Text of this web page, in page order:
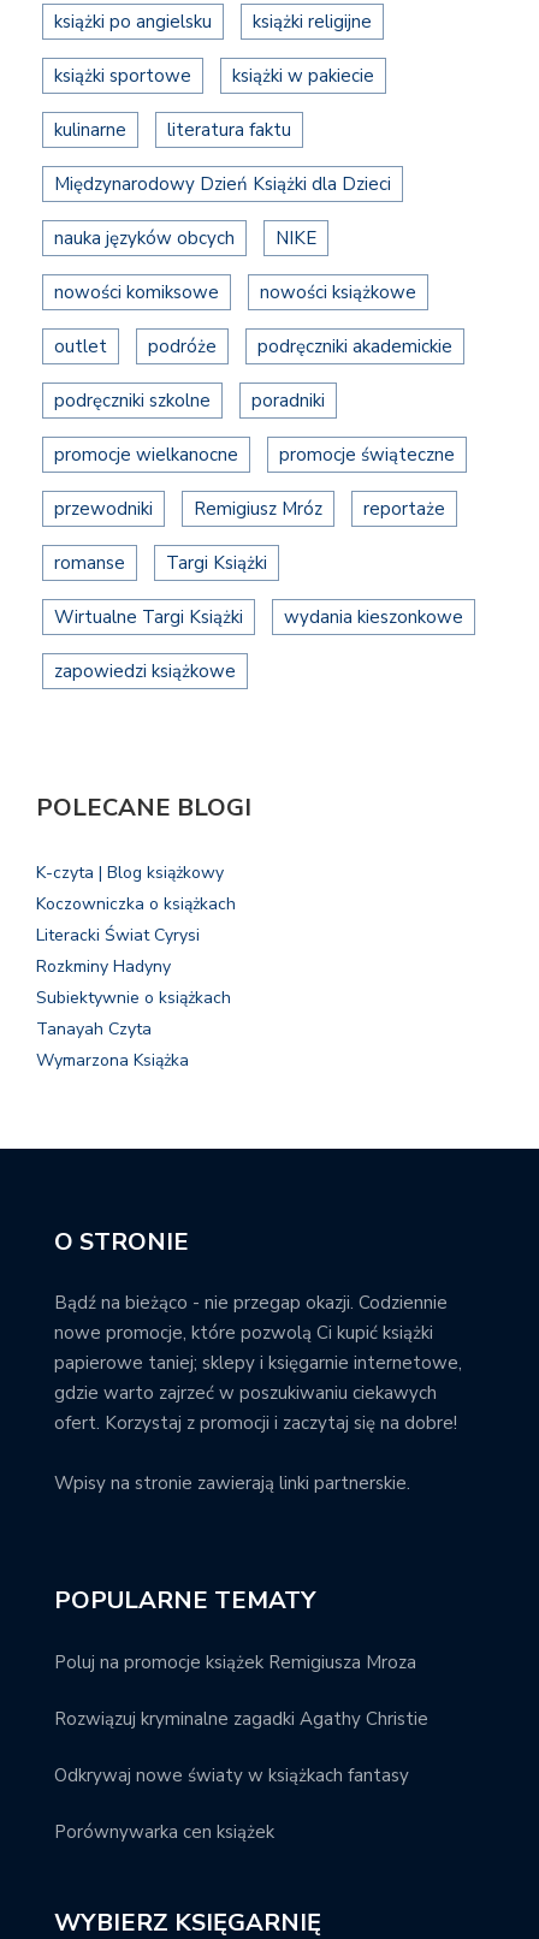
książki po angielsku książki religijne
książki sportowe książki w pakiecie
kulinarne literatura faktu
Międzynarodowy Dzień Książki dla Dzieci
nauka języków obcych NIKE
nowości komiksowe nowości książkowe
outlet podróże podręczniki akademickie
podręczniki szkolne poradniki
promocje wielkanocne promocje świąteczne
przewodniki Remigiusz Mróz reportaże
romanse Targi Książki
Wirtualne Targi Książki wydania kieszonkowe
zapowiedzi książkowe
POLECANE BLOGI
K-czyta | Blog książkowy
Koczowniczka o książkach
Literacki Świat Cyrysi
Rozkminy Hadyny
Subiektywnie o książkach
Tanayah Czyta
Wymarzona Książka
O STRONIE
Bądź na bieżąco - nie przegap okazji. Codziennie
nowe promocje, które pozwolą Ci kupić książki
papierowe taniej; sklepy i księgarnie internetowe,
gdzie warto zajrzeć w poszukiwaniu ciekawych
ofert. Korzystaj z promocji i zaczytaj się na dobre!
Wpisy na stronie zawierają linki partnerskie.
POPULARNE TEMATY
Poluj na promocje książek Remigiusza Mroza
Rozwiązuj kryminalne zagadki Agathy Christie
Odkrywaj nowe światy w książkach fantasy
Porównywarka cen książek
WYBIERZ KSIĘGARNIĘ